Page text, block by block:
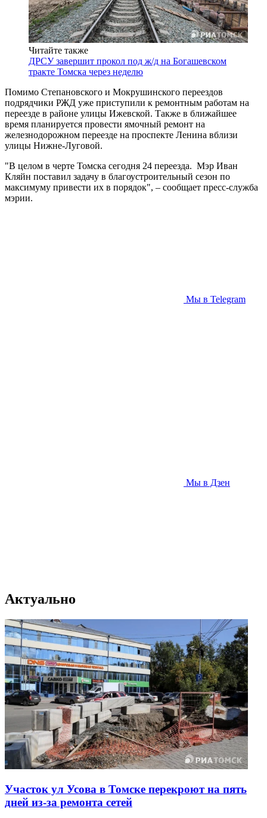
Читайте также
ДРСУ завершит прокол под ж/д на Богашевском
тракте Томска через неделю
Помимо Степановского и Мокрушинского переездов
подрядчики РЖД уже приступили к ремонтным работам на
переезде в районе улицы Ижевской. Также в ближайшее
время планируется провести ямочный ремонт на
железнодорожном переезде на проспекте Ленина вблизи
улицы Нижне-Луговой.
"В целом в черте Томска сегодня 24 переезда. Мэр Иван
Кляйн поставил задачу в благоустроительный сезон по
максимуму привести их в порядок", – сообщает пресс-служба
мэрии.
Мы в Telegram
Мы в Дзен
Актуально
Участок ул Усова в Томске перекроют на пять
дней из-за ремонта сетей